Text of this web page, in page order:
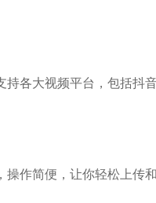
各大视频平台，包括抖
作简便，让你轻松上传